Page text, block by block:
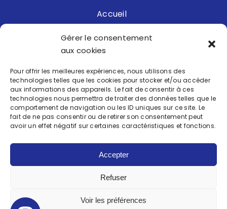
Gérer le consentement
aux cookies
Pour offrir les meilleures expériences, nous utilisons des
technologies telles que les cookies pour stocker et/ou accéder
aux informations des appareils. Le fait de consentir à ces
technologies nous permettra de traiter des données telles que le
comportement de navigation ou les ID uniques sur ce site. Le
fait de ne pas consentir ou de retirer son consentement peut
avoir un effet négatif sur certaines caractéristiques et fonctions.
Accepter
Refuser
Voir les préférences
Accueil
Nos prestations
Réalisations
Nous recrutons
Contact
Mentions légales
Politique de confidentialité
Plan de site